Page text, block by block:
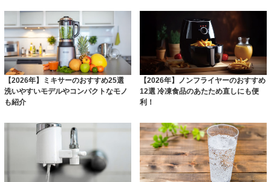
【2026年】ミキサーのおすすめ25選
洗いやすいモデルやコンパクトなモノ
も紹介
【2026年】ノンフライヤーのおすすめ
12選 冷凍食品のあたため直しにも便
利！